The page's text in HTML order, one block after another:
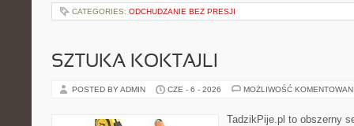
CATEGORIES: ODCHUDZANIE BEZ PRESJI
SZTUKA KOKTAJLI
POSTED BY ADMIN CZE - 6 - 2026 MOŻLIWOŚĆ
TadzikPije.pl to obszerny